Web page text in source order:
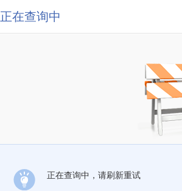
正在查询中
正在查询中，请刷新重试